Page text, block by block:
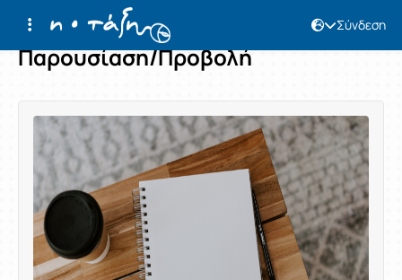
Σύνδεση
Παρουσίαση/Προβολή